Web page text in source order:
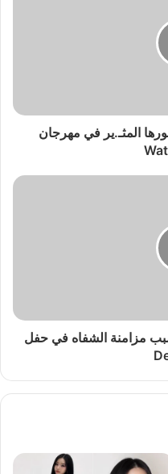
المثـ.ير في مهرجان
مزامنة الشفاه في حفل